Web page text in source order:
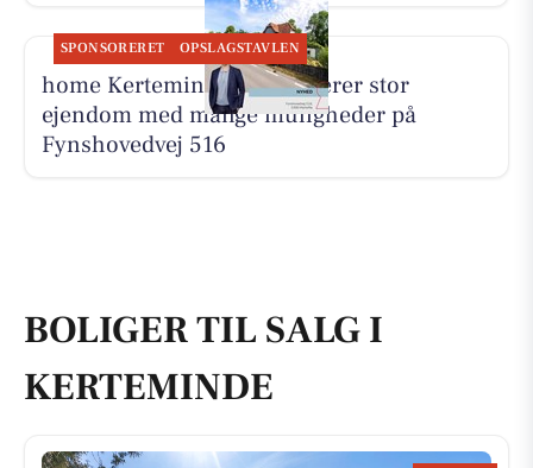
SPONSORERET OPSLAGSTAVLEN
home Kerteminde præsenterer stor
ejendom med mange muligheder på
Fynshovedvej 516
BOLIGER TIL SALG I
KERTEMINDE